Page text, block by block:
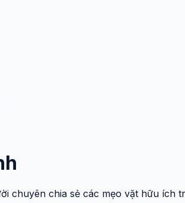
chuyên chia sẻ các mẹo vặt hữu ích